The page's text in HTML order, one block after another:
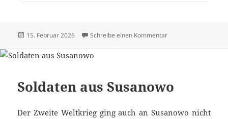
Veröffentlicht
15. Februar 2026 Schreibe einen Kommentarzu Alle Texte und
Soldaten aus Susanowo
Der Zweite Weltkrieg ging auch an Susanowo nicht